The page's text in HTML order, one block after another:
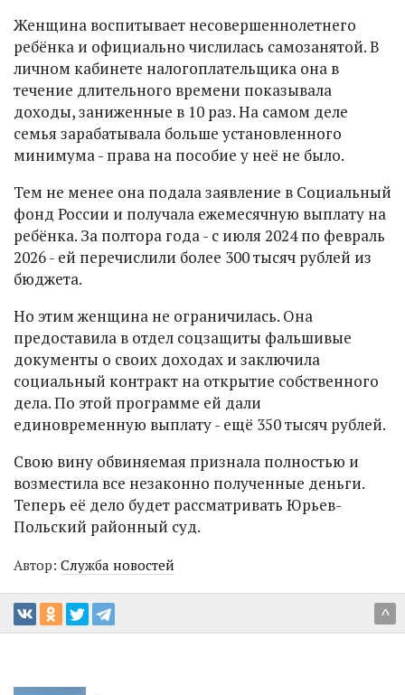
Женщина воспитывает несовершеннолетнего
ребёнка и официально числилась самозанятой. В
личном кабинете налогоплательщика она в
течение длительного времени показывала
доходы, заниженные в 10 раз. На самом деле
семья зарабатывала больше установленного
минимума - права на пособие у неё не было.
Тем не менее она подала заявление в Социальный
фонд России и получала ежемесячную выплату на
ребёнка. За полтора года - с июля 2024 по февраль
2026 - ей перечислили более 300 тысяч рублей из
бюджета.
Но этим женщина не ограничилась. Она
предоставила в отдел соцзащиты фальшивые
документы о своих доходах и заключила
социальный контракт на открытие собственного
дела. По этой программе ей дали
единовременную выплату - ещё 350 тысяч рублей.
Свою вину обвиняемая признала полностью и
возместила все незаконно полученные деньги.
Теперь её дело будет рассматривать Юрьев-
Польский районный суд.
Автор: Служба новостей
^